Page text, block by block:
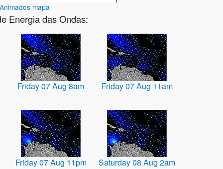
Animados mapa
Energia das Ondas:
Friday 07 Aug 8am Friday 07 Aug 11am
Friday 07 Aug 11pm Saturday 08 Aug 2am